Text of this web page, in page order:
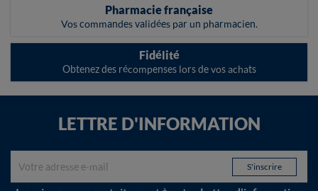
Pharmacie française
Vos commandes validées par un pharmacien.
Fidélité
Obtenez des récompenses lors de vos achats
LETTRE D'INFORMATION